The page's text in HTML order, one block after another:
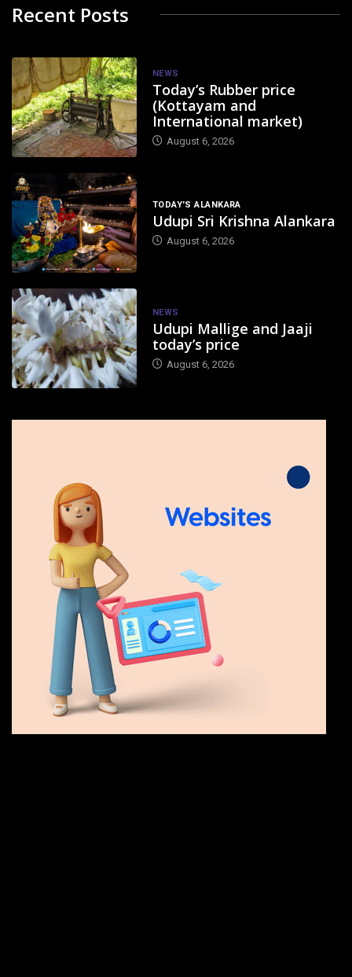
Recent Posts
NEWS
Today’s Rubber price
(Kottayam and
International market)
August 6, 2026
TODAY'S ALANKARA
Udupi Sri Krishna Alankara
August 6, 2026
NEWS
Udupi Mallige and Jaaji
today’s price
August 6, 2026